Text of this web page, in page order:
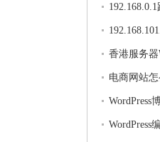
香港服务器
电商网站怎
WordPress
WordPress